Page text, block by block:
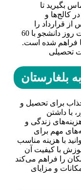
بگیرید تا
کالج‌ها و
قرارداد را
دریافت کنید. این فرصت ویژه به مناسبت روز دانشجو با 60
فراهم شده است.
بلغارستان
برای تحصیل و
با داشتن
زندگی و
مهم برای
با هزینه مناسب
با کیفیت آن
را فراهم می‌کند
و مزایای